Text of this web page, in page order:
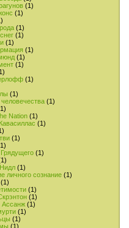
(1)
(1)
(1)
(1)
(1)
(1)
(1)
(1)
(1)
(1)
(1)
Nation (1)
(1)
(1)
(1)
(1)
личного сознание (1)
(1)
(1)
(1)
Ассанж (1)
(1)
(1)
(1)